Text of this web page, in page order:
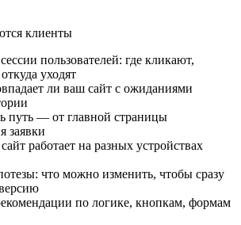
клиенты
пользователей: где кликают,
уходят
ли ваш сайт с ожиданиями
путь — от главной страницы
заявки
работает на разных устройствах
что можно изменить, чтобы сразу
по логике, кнопкам, формам